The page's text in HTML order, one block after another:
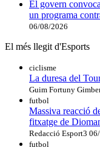
El govern
un programa
06/08/2026
El més llegit d'Esports
ciclisme
La duresa del
Guim Fortuny
futbol
Massiva reacció
fitxatge de
Redacció Esport3
futbol